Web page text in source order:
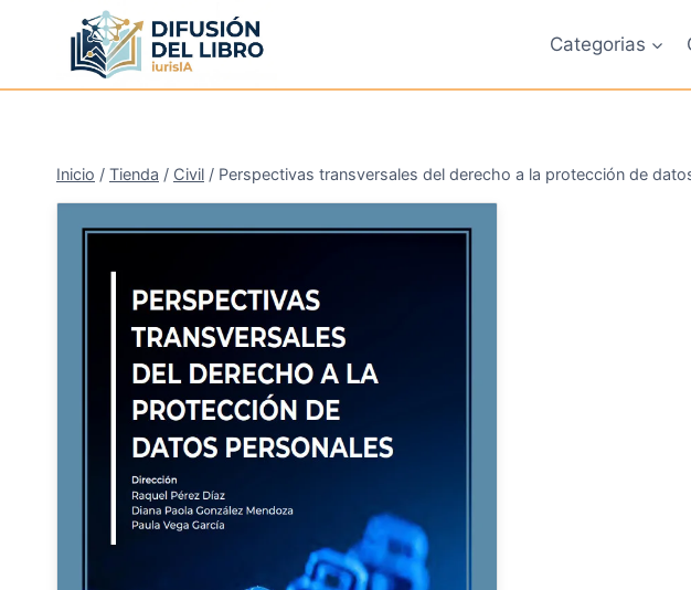
contenido
Categorias
Inicio / Tienda / Civil / Perspectivas transversales del derecho a la protección de
¡Oferta!